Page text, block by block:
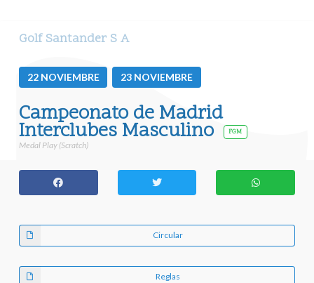
Golf Santander S A
22 NOVIEMBRE 23 NOVIEMBRE
Campeonato de Madrid
Interclubes Masculino FGM
Medal Play (Scratch)
Circular
Reglas